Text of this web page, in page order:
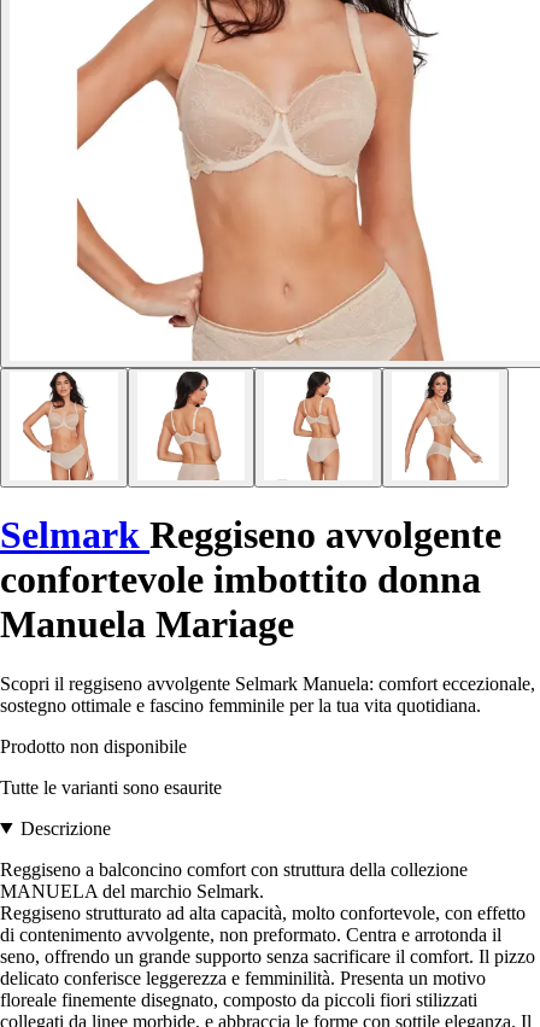
Selmark Reggiseno avvolgente
confortevole imbottito donna
Manuela Mariage
Scopri il reggiseno avvolgente Selmark Manuela: comfort eccezionale,
sostegno ottimale e fascino femminile per la tua vita quotidiana.
Prodotto non disponibile
Tutte le varianti sono esaurite
Descrizione
Reggiseno a balconcino comfort con struttura della collezione
MANUELA del marchio Selmark.
Reggiseno strutturato ad alta capacità, molto confortevole, con effetto
di contenimento avvolgente, non preformato. Centra e arrotonda il
seno, offrendo un grande supporto senza sacrificare il comfort. Il pizzo
delicato conferisce leggerezza e femminilità. Presenta un motivo
floreale finemente disegnato, composto da piccoli fiori stilizzati
collegati da linee morbide, e abbraccia le forme con sottile eleganza. Il